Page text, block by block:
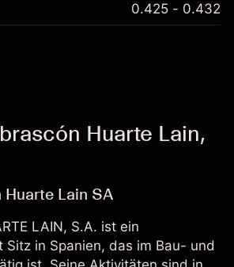
0.425 - 0.432
Huarte Lain,
Lain SA
LAIN, S.A. ist ein
Sitz in Spanien, das im Bau- und